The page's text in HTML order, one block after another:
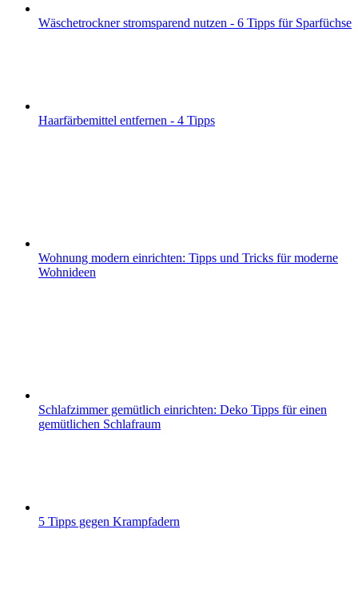
Wäschetrockner stromsparend nutzen - 6 Tipps für Sparfüchse
Haarfärbemittel entfernen - 4 Tipps
Wohnung modern einrichten: Tipps und Tricks für moderne
Wohnideen
Schlafzimmer gemütlich einrichten: Deko Tipps für einen
gemütlichen Schlafraum
5 Tipps gegen Krampfadern